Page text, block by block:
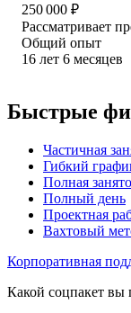
250 000 ₽
Рассматривает
Общий опыт
16 лет 6 месяцев
Быстрые
Частичная
Гибкий
Полная
Полный день
Проектная
Вахтовый
Корпоративная
Какой соцпакет вы